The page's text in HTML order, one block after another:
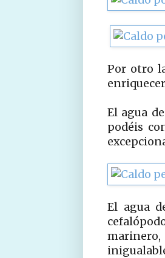
Por otro
El agua
podéis
El agua
marinero,